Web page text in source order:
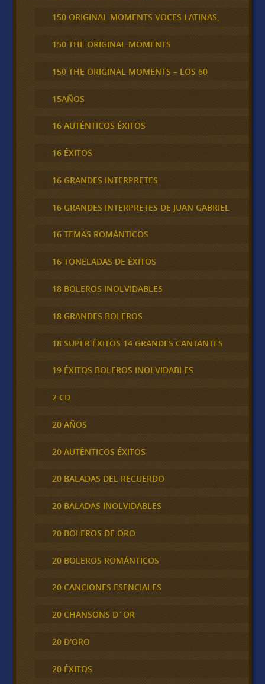
150 ORIGINAL MOMENTS VOCES LATINAS,
150 THE ORIGINAL MOMENTS
150 THE ORIGINAL MOMENTS – LOS 60
15AÑOS
16 AUTÉNTICOS ÉXITOS
16 ÉXITOS
16 GRANDES INTERPRETES
16 GRANDES INTERPRETES DE JUAN GABRIEL
16 TEMAS ROMÁNTICOS
16 TONELADAS DE ÉXITOS
18 BOLEROS INOLVIDABLES
18 GRANDES BOLEROS
18 SUPER ÉXITOS 14 GRANDES CANTANTES
19 ÉXITOS BOLEROS INOLVIDABLES
2 CD
20 AÑOS
20 AUTÉNTICOS ÉXITOS
20 BALADAS DEL RECUERDO
20 BALADAS INOLVIDABLES
20 BOLEROS DE ORO
20 BOLEROS ROMÁNTICOS
20 CANCIONES ESENCIALES
20 CHANSONS D´OR
20 D'ORO
20 ÉXITOS